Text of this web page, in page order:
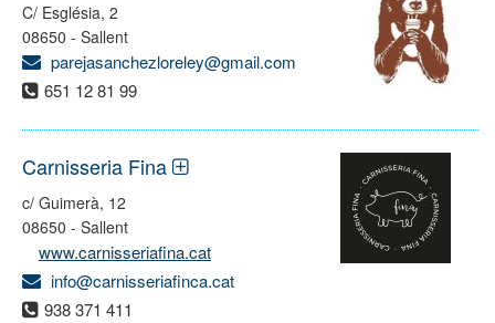
C/ Església, 2
08650 - Sallent
parejasanchezloreley@gmail.com
651 12 81 99
Carnisseria Fina
c/ Guimerà, 12
08650 - Sallent
www.carnisseriafina.cat
info@carnisseriafinca.cat
938 371 411